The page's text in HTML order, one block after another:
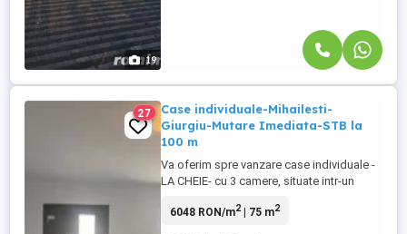
19
27
Case individuale-Mihailesti-
Giurgiu-Mutare Imediata-STB la
100 m
Va oferim spre vanzare case individuale -
LA CHEIE- cu 3 camere, situate intr-un
Giurgiu ( granita cu judetul Ilfov ),
6048 RON/m2| 75 m2